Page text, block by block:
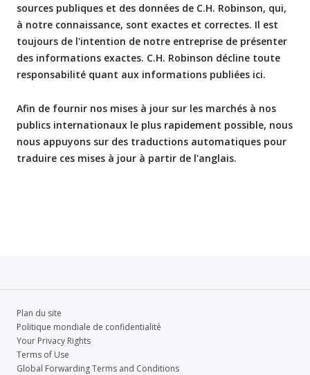
sources publiques et des données de C.H. Robinson, qui,
à notre connaissance, sont exactes et correctes. Il est
toujours de l'intention de notre entreprise de présenter
des informations exactes. C.H. Robinson décline toute
responsabilité quant aux informations publiées ici.
Afin de fournir nos mises à jour sur les marchés à nos
publics internationaux le plus rapidement possible, nous
nous appuyons sur des traductions automatiques pour
traduire ces mises à jour à partir de l'anglais.
Plan du site
Politique mondiale de confidentialité
Your Privacy Rights
Terms of Use
Global Forwarding Terms and Conditions